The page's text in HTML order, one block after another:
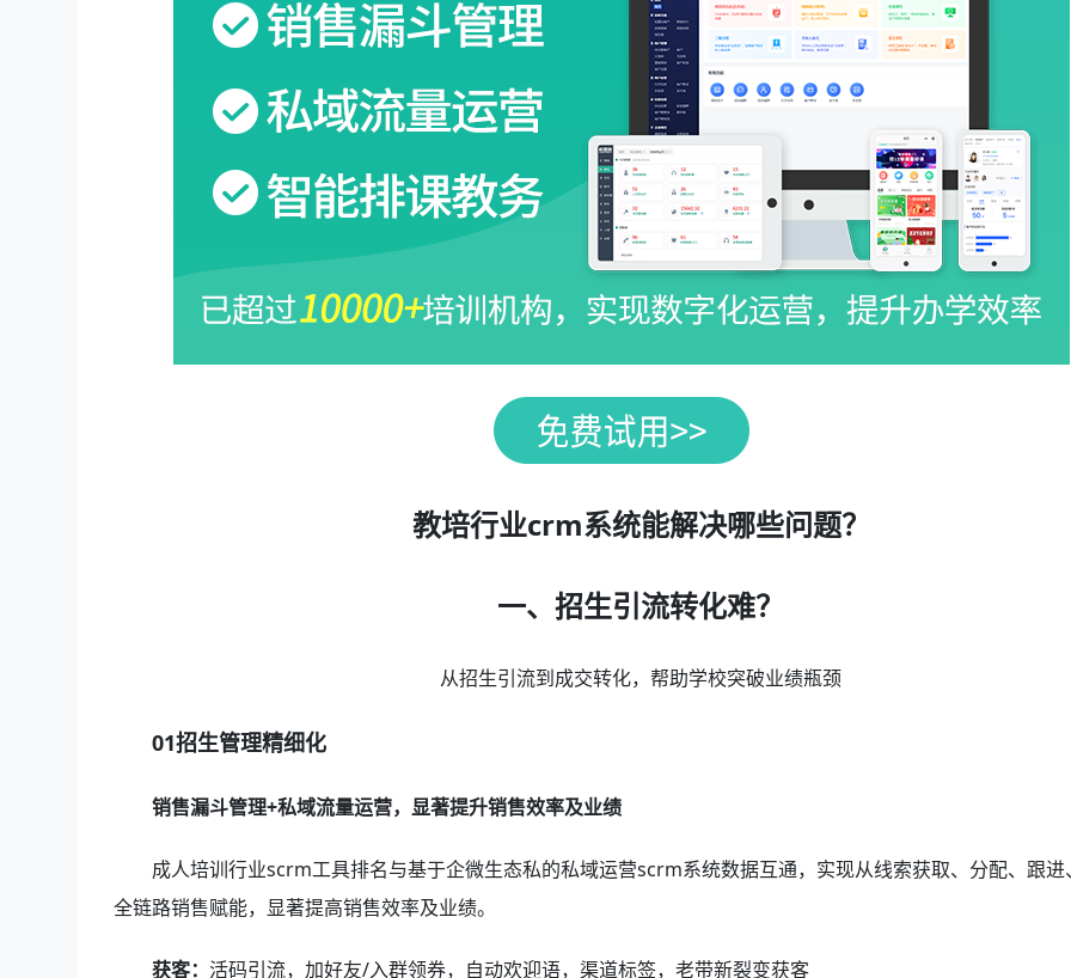
教培行业crm系统能解决哪些问题？
一、招生引流转化难？
从招生引流到成交转化，帮助学校突破业绩瓶颈
01招生管理精细化
销售漏斗管理+私域流量运营，显著提升销售效率及业绩
成人培训行业scrm工具排名与基于企微生态私的私域运营scrm系统数据互通，实现从线索获取、分配、跟进
全链路销售赋能，显著提高销售效率及业绩。
获客： 活码引流，加好友/入群领券，自动欢迎语，渠道标签，老带新裂变获客